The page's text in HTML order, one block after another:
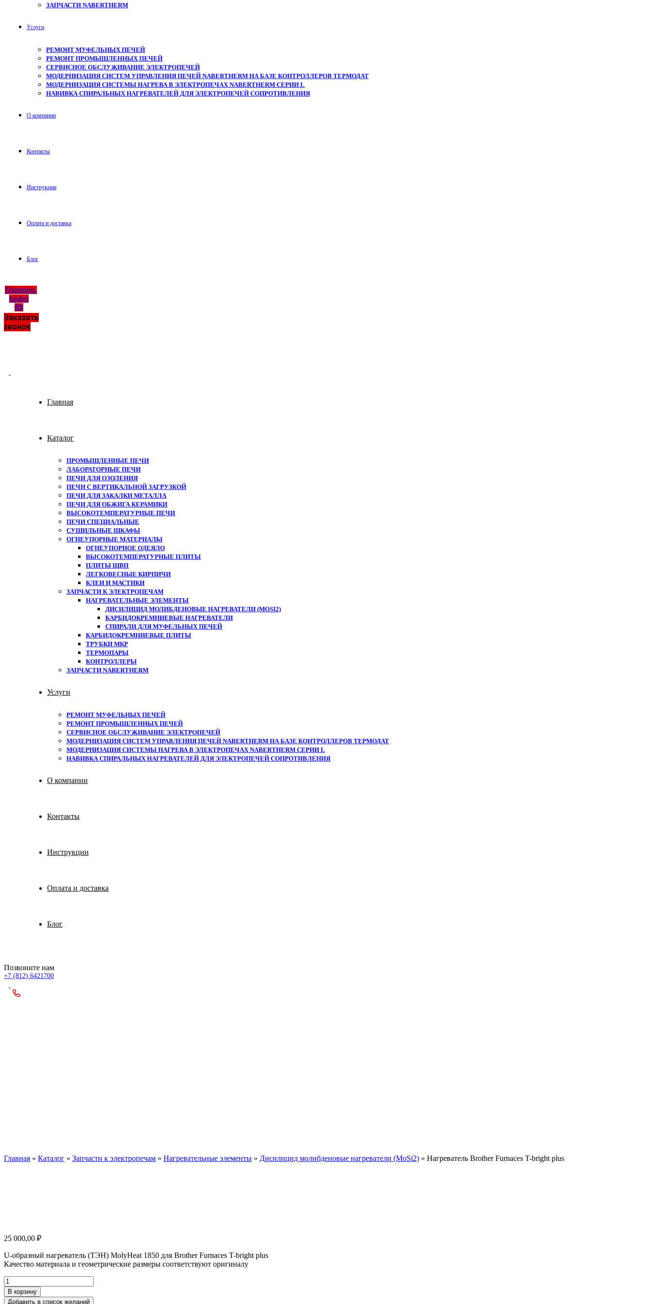
ЗАПЧАСТИ NABERTHERM
Услуги
РЕМОНТ МУФЕЛЬНЫХ ПЕЧЕЙ
РЕМОНТ ПРОМЫШЛЕННЫХ ПЕЧЕЙ
СЕРВИСНОЕ ОБСЛУЖИВАНИЕ ЭЛЕКТРОПЕЧЕЙ
МОДЕРНИЗАЦИЯ СИСТЕМ УПРАВЛЕНИЯ ПЕЧЕЙ NABERTHERM НА БАЗЕ КОНТРОЛЛЕРОВ ТЕРМОДАТ
МОДЕРНИЗАЦИЯ СИСТЕМЫ НАГРЕВА В ЭЛЕКТРОПЕЧАХ NABERTHERM СЕРИИ L
НАВИВКА СПИРАЛЬНЫХ НАГРЕВАТЕЛЕЙ ДЛЯ ЭЛЕКТРОПЕЧЕЙ СОПРОТИВЛЕНИЯ
О компании
Контакты
Инструкции
Оплата и доставка
Блог
Shopping-
basket
Заказать
звонок
Главная
Каталог
ПРОМЫШЛЕННЫЕ ПЕЧИ
ЛАБОРАТОРНЫЕ ПЕЧИ
ПЕЧИ ДЛЯ ОЗОЛЕНИЯ
ПЕЧИ С ВЕРТИКАЛЬНОЙ ЗАГРУЗКОЙ
ПЕЧИ ДЛЯ ЗАКАЛКИ МЕТАЛЛА
ПЕЧИ ДЛЯ ОБЖИГА КЕРАМИКИ
ВЫСОКОТЕМПЕРАТУРНЫЕ ПЕЧИ
ПЕЧИ СПЕЦИАЛЬНЫЕ
СУШИЛЬНЫЕ ШКАФЫ
ОГНЕУПОРНЫЕ МАТЕРИАЛЫ
ОГНЕУПОРНОЕ ОДЕЯЛО
ВЫСОКОТЕМПЕРАТУРНЫЕ ПЛИТЫ
ПЛИТЫ ШВП
ЛЕГКОВЕСНЫЕ КИРПИЧИ
КЛЕИ И МАСТИКИ
ЗАПЧАСТИ К ЭЛЕКТРОПЕЧАМ
НАГРЕВАТЕЛЬНЫЕ ЭЛЕМЕНТЫ
ДИСИЛИЦИД МОЛИБДЕНОВЫЕ НАГРЕВАТЕЛИ (MOSI2)
КАРБИДОКРЕМНИЕВЫЕ НАГРЕВАТЕЛИ
СПИРАЛИ ДЛЯ МУФЕЛЬНЫХ ПЕЧЕЙ
КАРБИДОКРЕМНИЕВЫЕ ПЛИТЫ
ТРУБКИ МКР
ТЕРМОПАРЫ
КОНТРОЛЛЕРЫ
ЗАПЧАСТИ NABERTHERM
Услуги
РЕМОНТ МУФЕЛЬНЫХ ПЕЧЕЙ
РЕМОНТ ПРОМЫШЛЕННЫХ ПЕЧЕЙ
СЕРВИСНОЕ ОБСЛУЖИВАНИЕ ЭЛЕКТРОПЕЧЕЙ
МОДЕРНИЗАЦИЯ СИСТЕМ УПРАВЛЕНИЯ ПЕЧЕЙ NABERTHERM НА БАЗЕ КОНТРОЛЛЕРОВ ТЕРМОДАТ
МОДЕРНИЗАЦИЯ СИСТЕМЫ НАГРЕВА В ЭЛЕКТРОПЕЧАХ NABERTHERM СЕРИИ L
НАВИВКА СПИРАЛЬНЫХ НАГРЕВАТЕЛЕЙ ДЛЯ ЭЛЕКТРОПЕЧЕЙ СОПРОТИВЛЕНИЯ
О компании
Контакты
Инструкции
Оплата и доставка
Блог
Позвоните нам
+7 (812) 6421700
Главная » Каталог » Запчасти к электропечам » Нагревательные элементы » Дисилицид молибденовые нагреватели (MoSi2) » Нагреватель Brother Furnaces T-bright plus
25 000,00 ₽
U-образный нагреватель (ТЭН) MolyHeat 1850 для Brother Furnaces T-bright plus
Качество материала и геометрические размеры соответствуют оригиналу
Количество
товара
Нагреватель
В корзину
Добавить в список желаний